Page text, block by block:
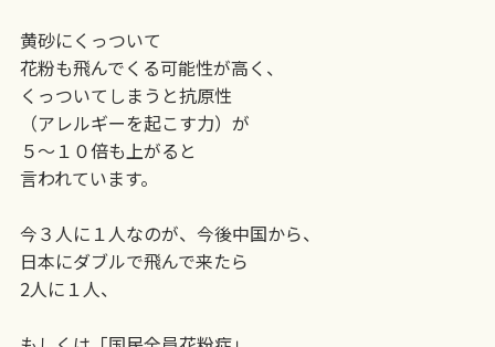
黄砂にくっついて
花粉も飛んでくる可能性が高く、
くっついてしまうと抗原性
（アレルギーを起こす力）が
５〜１０倍も上がると
言われています。
今３人に１人なのが、今後中国から、
日本にダブルで飛んで来たら
2人に１人、